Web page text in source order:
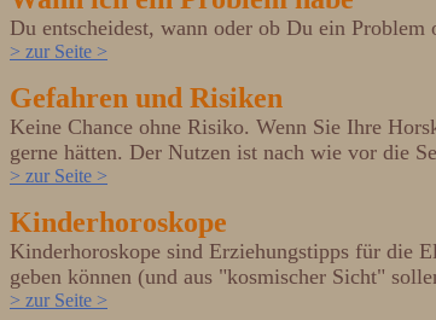
Du entscheidest, wann oder ob Du ein
> zur Seite >
Gefahren und Risiken
Keine Chance ohne Risiko. Wenn Sie Ihre
gerne hätten. Der Nutzen ist nach wie vor die
> zur Seite >
Kinderhoroskope
Kinderhoroskope sind Erziehungstipps für die
geben können (und aus "kosmischer Sicht"
> zur Seite >